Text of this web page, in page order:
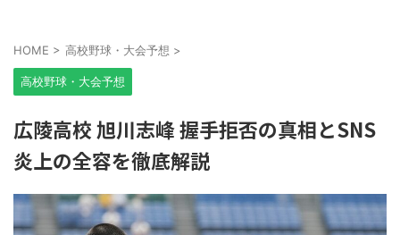
HOME > 高校野球・大会予想 >
高校野球・大会予想
広陵高校 旭川志峰 握手拒否の真相とSNS
炎上の全容を徹底解説